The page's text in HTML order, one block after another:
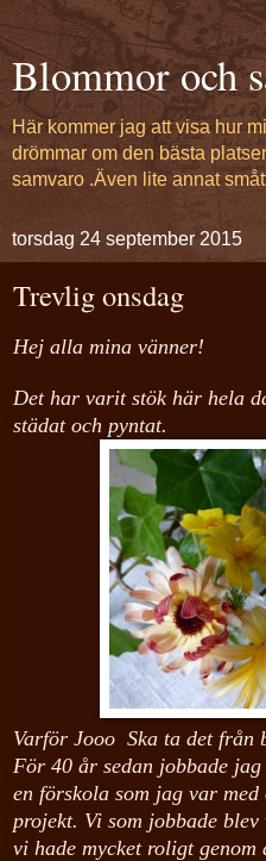
Blommor och
Här kommer jag att visa hur
drömmar om den bästa
samvaro .Även lite annat
torsdag 24 september 2015
Trevlig onsdag
Hej alla mina vänner!
Det har varit stök här hela
städat och pyntat.
Varför Jooo Ska ta det från
För 40 år sedan jobbade
en förskola som jag var
projekt. Vi som jobbade blev
vi hade mycket roligt